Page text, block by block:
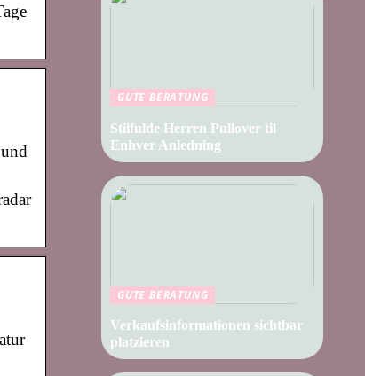
GUTE BERATUNG
Stilfulde Herren Pullover til
Enhver Anledning
GUTE BERATUNG
Verkaufsinformationen sichtbar
platzieren